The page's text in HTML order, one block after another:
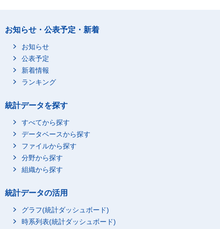
お知らせ・公表予定・新着
お知らせ
公表予定
新着情報
ランキング
統計データを探す
すべてから探す
データベースから探す
ファイルから探す
分野から探す
組織から探す
統計データの活用
グラフ(統計ダッシュボード)
時系列表(統計ダッシュボード)